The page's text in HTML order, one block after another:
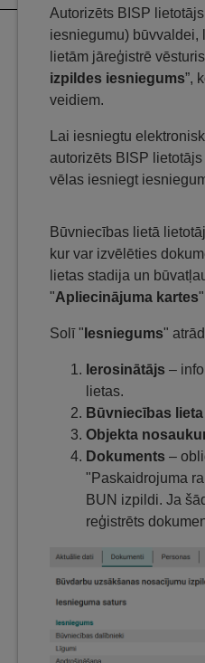
Autorizēts BISP
iesniegumu) būvvaldei,
lietām jāreģistrē
izpildes iesniegums”,
veidiem.
Lai iesniegtu
autorizēts BISP lietotājs
vēlas iesniegt
Būvniecības lietā
kur var izvēlēties
lietas stadija un
"Apliecinājuma kartes
Solī " Iesniegums"
Ierosinātājs –
lietas.
Būvniecības lieta
Objekta
Dokuments –
"Paskaidrojuma
BUN izpildi. Ja
reģistrēts